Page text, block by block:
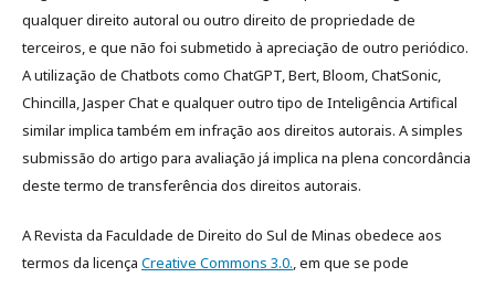
qualquer direito autoral ou outro direito de propriedade de
terceiros, e que não foi submetido à apreciação de outro periódico.
A utilização de Chatbots como ChatGPT, Bert, Bloom, ChatSonic,
Chincilla, Jasper Chat e qualquer outro tipo de Inteligência Artifical
similar implica também em infração aos direitos autorais. A simples
submissão do artigo para avaliação já implica na plena concordância
deste termo de transferência dos direitos autorais.
A Revista da Faculdade de Direito do Sul de Minas obedece aos
termos da licença Creative Commons 3.0., em que se pode